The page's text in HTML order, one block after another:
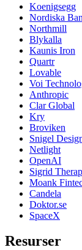
Koenigsegg
Nordiska
Northmill
Blykalla
Kaunis Iron
Quartr
Lovable
Voi
Anthropic
Clar Global
Kry
Broviken
Snigel
Netlight
OpenAI
Sigrid
Moank
Candela
Doktor.se
SpaceX
Resurser